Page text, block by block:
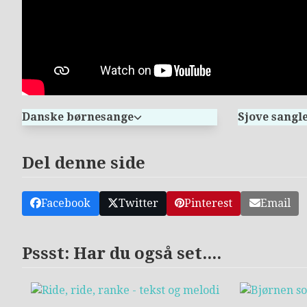
Danske børnesange Sjove
Del denne side
Facebook Twitter Pinterest Email
Pssst: Har du også set....